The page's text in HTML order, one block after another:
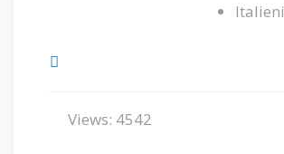
Views: 4542